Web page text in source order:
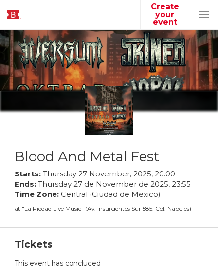
Create
your
event
Blood And Metal Fest
Starts: Thursday 27 November, 2025, 20:00
Ends: Thursday 27 de November de 2025, 23:55
Time Zone: Central (Ciudad de México)
at "La Piedad Live Music" (Av. Insurgentes Sur 585, Col. Napoles)
Tickets
This event has concluded